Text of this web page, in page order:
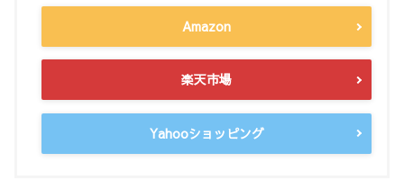
Amazon
楽天市場
Yahooショッピング